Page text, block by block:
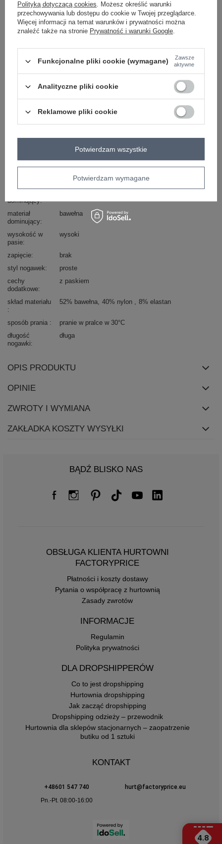
Zobacz wszystkie kolory (+1)
ZALOGUJ SIĘ I ZOBACZ CENĘ
Zadzwoń+48 601 547 740 Zadaj pytanie
skład materiału : 52% bawełna, 40% nylon , 8%
elastan
IT-SP-FL8252-1.90
Marka
RUE PARIS
straight leg spodnie materiałowe
dominujący
materiał
dominujący
bawełna
wysokość w
pasie
wysoki
zapięcie
brak
styl nogawek
proste
cechy
dodatkowe
z paskiem
skład materiału 52% bawełna 40% nylon 8% elastan
sposób prania
pranie w pralce w 30°C
długość
nogawki
długa
OPIS PRODUKTU
OPINIE
ZWROTY I WYMIANA
ZAKŁADKA KOSZTY WYSYŁKI
BĄDŹ BLISKO NAS
OBSŁUGA KLIENTA HURTOWNI
FACTORYPRICE
Płatności i koszty dostawy
Pytania o współpracę z hurtownią
Zasady zwrotów
INFORMACJE
Regulamin
Polityka prywatności
DLA DROPSHIPPERÓW
Co to jest dropshipping
Hurtownia dropshipping
Jak zacząć dropshipping
Dropshipping odzieży – przewodnik
Hurtownia dla sklepów stacjonarnych – zaopatrzenie
butiku od 1 sztuki
KONTAKT
+48601 547 740
hurt@factoryprice.eu
Pn.-Pt. 08:00-16:00
4.8
Polityką dotyczącą cookies. Możesz określić warunki
przechowywania lub dostępu do cookie w Twojej przeglądarce.
Więcej informacji na temat warunków i prywatności można
znaleźć także na stronie Prywatność i warunki Google.
Funkcjonalne pliki cookie (wymagane)
Zawsze
aktywne
Analityczne pliki cookie
Reklamowe pliki cookie
Potwierdzam wymagane
Potwierdzam wszystkie